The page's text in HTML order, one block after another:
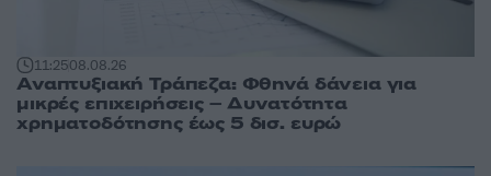
11:2508.08.26
Αναπτυξιακή Τράπεζα: Φθηνά δάνεια για
μικρές επιχειρήσεις – Δυνατότητα
χρηματοδότησης έως 5 δισ. ευρώ